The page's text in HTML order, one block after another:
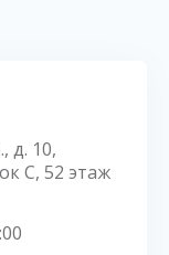
д. 10,
С, 52 этаж